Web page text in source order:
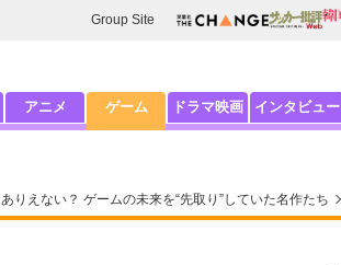
Group Site
アニメ ゲーム ドラマ映画 インタビュー
りえない？ ゲームの未来を“先取り”していた名作たち